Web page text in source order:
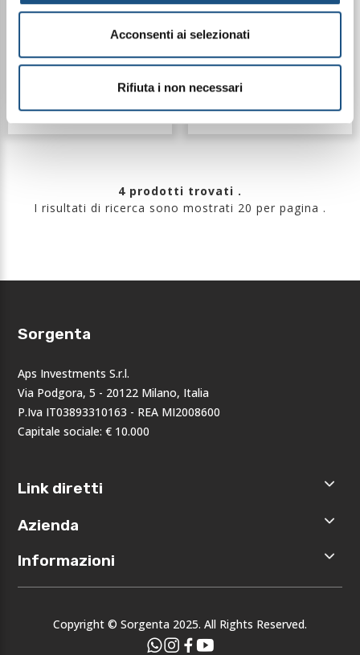
Acconsenti ai selezionati
Rifiuta i non necessari
€ 16,49
4 prodotti trovati .
I risultati di ricerca sono mostrati 20 per pagina .
Sorgenta
Aps Investments S.r.l.
Via Podgora, 5 - 20122 Milano, Italia
P.Iva IT03893310163 - REA MI2008600
Capitale sociale: € 10.000
Link diretti
Home
Accedi
Registrati
Azienda
Chi siamo
I nostri
Eventi
Informazioni
Privacy
CondizioniCopyright © Sorgenta 2025. All Rights Reserved.